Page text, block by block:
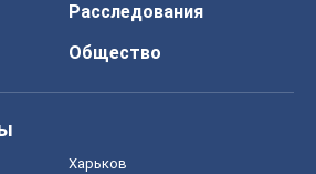
Расследования
Общество
Харьков